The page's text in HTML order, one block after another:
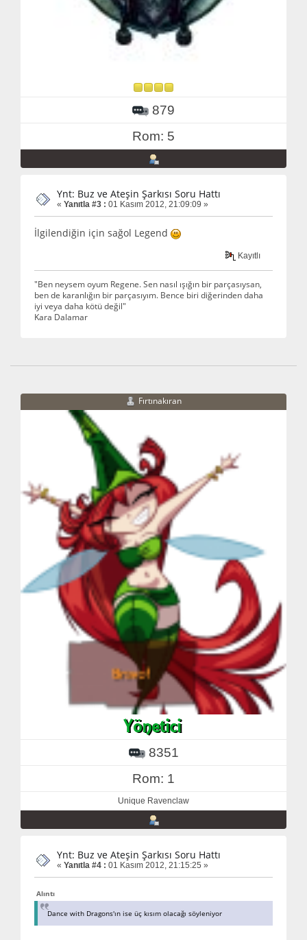
879
Rom: 5
Ynt: Buz ve Ateşin Şarkısı Soru Hattı
« Yanıtla #3 : 01 Kasım 2012, 21:09:09 »
İlgilendiğin için sağol Legend
Kayıtlı
"Ben neysem oyum Regene. Sen nasıl ışığın bir parçasıysan,
ben de karanlığın bir parçasıyım. Bence biri diğerinden daha
iyi veya daha kötü değil"
Kara Dalamar
Fırtınakıran
8351
Rom: 1
Unique Ravenclaw
Ynt: Buz ve Ateşin Şarkısı Soru Hattı
« Yanıtla #4 : 01 Kasım 2012, 21:15:25 »
Alıntı
Dance with Dragons'ın ise üç kısım olacağı söyleniyor